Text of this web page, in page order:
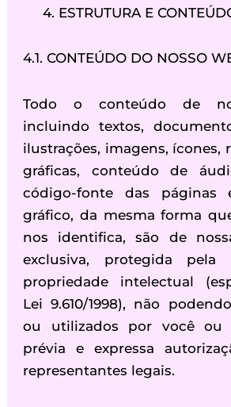
4. ESTRUTURA E
4.1. CONTEÚDO DO NOSSO
Todo o conteúdo de
incluindo textos,
ilustrações, imagens, ícones,
gráficas, conteúdo de
código-fonte das páginas
gráfico, da mesma forma
nos identifica, são de
exclusiva, protegida pela
propriedade intelectual
Lei 9.610/1998), não
ou utilizados por você ou
prévia e expressa
representantes legais.